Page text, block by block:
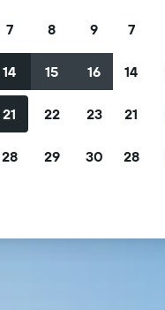
7 8 9
14 15 16
21 22 23
28 29 30
7
14
21
28